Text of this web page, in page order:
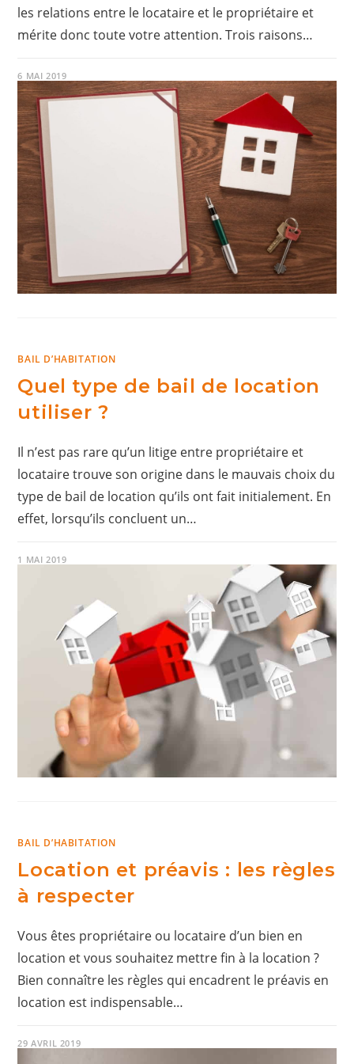
les relations entre le locataire et le propriétaire et
mérite donc toute votre attention. Trois raisons…
6 MAI 2019
BAIL D’HABITATION
Quel type de bail de location
utiliser ?
Il n’est pas rare qu’un litige entre propriétaire et
locataire trouve son origine dans le mauvais choix du
type de bail de location qu’ils ont fait initialement. En
effet, lorsqu’ils concluent un…
1 MAI 2019
BAIL D’HABITATION
Location et préavis : les règles
à respecter
Vous êtes propriétaire ou locataire d’un bien en
location et vous souhaitez mettre fin à la location ?
Bien connaître les règles qui encadrent le préavis en
location est indispensable…
29 AVRIL 2019